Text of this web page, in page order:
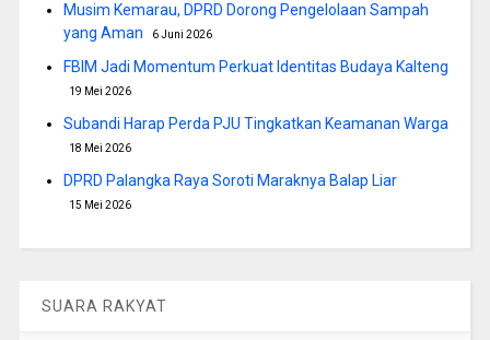
Musim Kemarau, DPRD Dorong Pengelolaan Sampah
yang Aman
6 Juni 2026
FBIM Jadi Momentum Perkuat Identitas Budaya Kalteng
19 Mei 2026
Subandi Harap Perda PJU Tingkatkan Keamanan Warga
18 Mei 2026
DPRD Palangka Raya Soroti Maraknya Balap Liar
15 Mei 2026
SUARA RAKYAT